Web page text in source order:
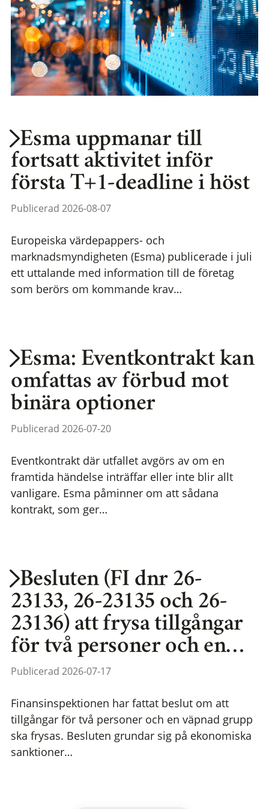
Esma uppmanar till
fortsatt aktivitet inför
första T+1-deadline i höst
Publicerad 2026-08-07
Europeiska värdepappers- och
marknadsmyndigheten (Esma) publicerade i juli
ett uttalande med information till de företag
som berörs om kommande krav…
Esma: Eventkontrakt kan
omfattas av förbud mot
binära optioner
Publicerad 2026-07-20
Eventkontrakt där utfallet avgörs av om en
framtida händelse inträffar eller inte blir allt
vanligare. Esma påminner om att sådana
kontrakt, som ger…
Besluten (FI dnr 26-
23133, 26-23135 och 26-
23136) att frysa tillgångar
för två personer och en…
Publicerad 2026-07-17
Finansinspektionen har fattat beslut om att
tillgångar för två personer och en väpnad grupp
ska frysas. Besluten grundar sig på ekonomiska
sanktioner…